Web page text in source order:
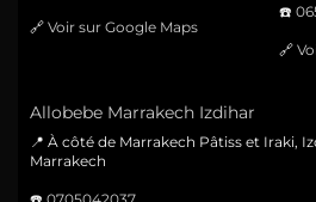
🔗 Voir sur Google Maps
☎️
🔗
Allobebe Marrakech Izdihar
📍 À côté de Marrakech Pâtiss et Iraki,
Marrakech